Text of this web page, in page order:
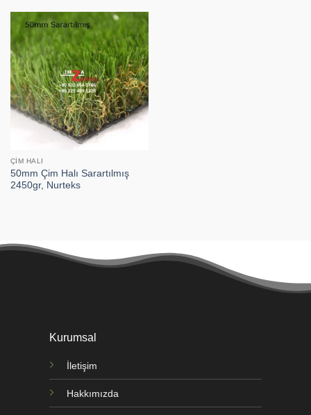
ÇIM HALI
50mm Çim Halı Sarartılmış
2450gr, Nurteks
Kurumsal
İletişim
Hakkımızda